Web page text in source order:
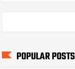
POPULAR POSTS